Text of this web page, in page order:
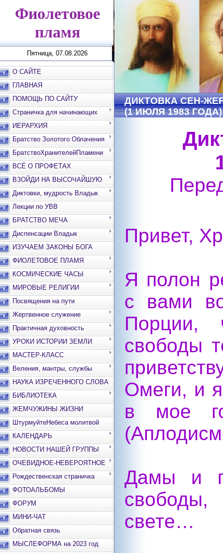
Фиолетовое
пламя
Пятница, 07.08.2026
О САЙТЕ
ГЛАВНАЯ
ПОМОЩЬ ПО САЙТУ
Страничка для начинающих
ИЕРАРХИЯ
Братство Золотого Облачения
БратствоХранителейПламени
ВСЁ О ПРОФЕТАХ
ВЗОЙДИ НА ВЫСОЧАЙШУЮ
ВЕРШИНУ
Диктовки, мудрость Владык
Лекции по УВВ
БРАТСТВО МЕЧА
Диспенсации Владык
ИЗУЧАЕМ ЗАКОНЫ БОГА
ФИОЛЕТОВОЕ ПЛАМЯ
КОСМИЧЕСКИЕ ЧАСЫ
МИРОВЫЕ РЕЛИГИИ
Посвящения на пути
Жертвенное служение
Практичная духовность
УРОКИ ИСТОРИИ ЗЕМЛИ
МАСТЕР-КЛАСС
Веления, мантры, службы
НАУКА ИЗРЕЧЕННОГО СЛОВА
БИБЛИОТЕКА
ЖЕМЧУЖИНЫ ЖИЗНИ
ШтурмуйтеНебеса молитвой
КАЛЕНДАРЬ
НОВОСТИ НАШЕЙ ГРУППЫ
ОЧЕВИДНОЕ-НЕВЕРОЯТНОЕ
Рождественская страничка
ФОТОАЛЬБОМЫ
ФОРУМ
МИНИ-ЧАТ
Обратная связь
МЫСЛЕФОРМА на 2023 год
ДИКТОВКА СЕН-
(1 ИЮЛЯ 1983 ГОДА)
Привет,
Я полон
с вами
Порции,
свободы
Омеги, и
в мое
Дамы и
свободы,
свете…